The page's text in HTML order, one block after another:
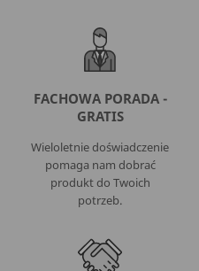
FACHOWA PORADA -
GRATIS
Wieloletnie doświadczenie
pomaga nam dobrać
produkt do Twoich
potrzeb.